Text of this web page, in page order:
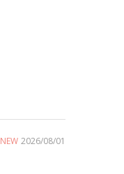
NEW 2026/08/01